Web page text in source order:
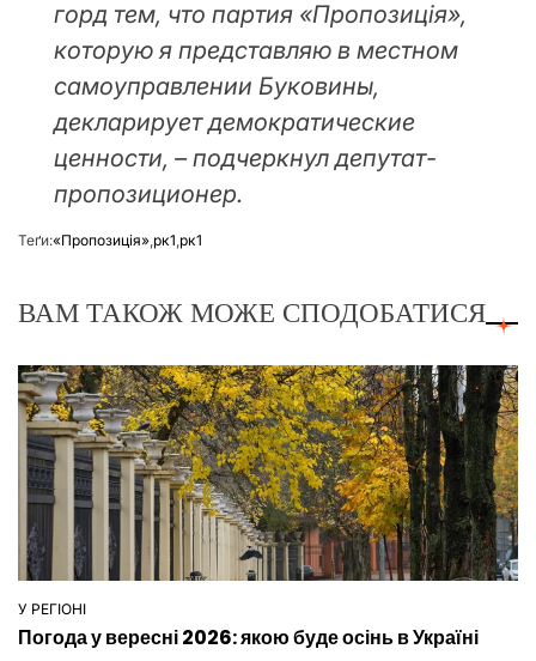
горд тем, что партия «Пропозиція»,
которую я представляю в местном
самоуправлении Буковины,
декларирует демократические
ценности, – подчеркнул депутат-
пропозиционер.
Теґи:«Пропозиція» рк1 рк1
ВАМ ТАКОЖ МОЖЕ СПОДОБАТИСЯ
ОПУБЛІКУВАТИ
У РЕГІОНІ
Погода у вересні 2026: якою буде осінь в Україні